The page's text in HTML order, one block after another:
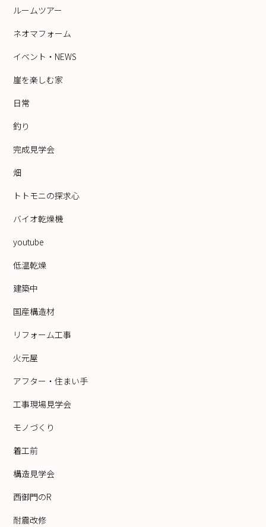
ルームツアー
ネオマフォーム
イベント・NEWS
崖を楽しむ家
日常
釣り
完成見学会
畑
トトモニの探求心
バイオ乾燥機
youtube
低温乾燥
建築中
国産構造材
リフォーム工事
火元屋
アフター・住まい手
工事現場見学会
モノづくり
着工前
構造見学会
西御門のR
耐震改修